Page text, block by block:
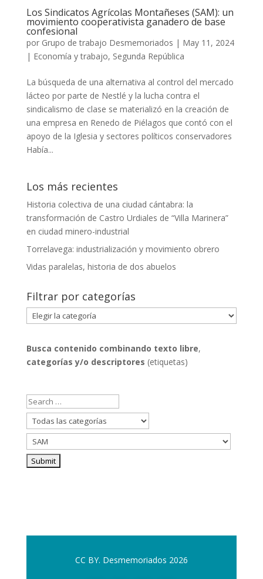
Los Sindicatos Agrícolas Montañeses (SAM): un
movimiento cooperativista ganadero de base
confesional
por Grupo de trabajo Desmemoriados | May 11, 2024
| Economía y trabajo, Segunda República
La búsqueda de una alternativa al control del mercado
lácteo por parte de Nestlé y la lucha contra el
sindicalismo de clase se materializó en la creación de
una empresa en Renedo de Piélagos que contó con el
apoyo de la Iglesia y sectores políticos conservadores
Había...
Los más recientes
Historia colectiva de una ciudad cántabra: la
transformación de Castro Urdiales de “Villa Marinera”
en ciudad minero-industrial
Torrelavega: industrialización y movimiento obrero
Vidas paralelas, historia de dos abuelos
Filtrar por categorías
Filtrar
por
Busca contenido combinando texto libre,
categorías y/o descriptores (etiquetas)
CC BY. Desmemoriados 2026